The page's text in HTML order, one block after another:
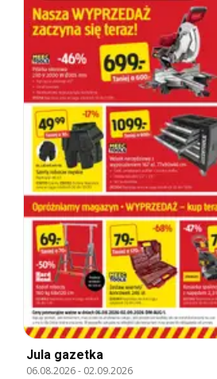
Jula gazetka
06.08.2026- 02.09.2026